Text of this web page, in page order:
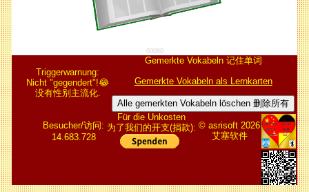
00080
Triggerwarnung:
Nicht "gegendert"!😂
没有性别主流化.
Gemerkte Vokabeln 记住单词
Gemerkte Vokabeln als Lernkarten
Alle gemerkten Vokabeln löschen 删除所有
Besucher/访问:
14.683.728
Für die Unkosten
为了我们的开支(捐款): © asrisoft 2026
艾塞软件